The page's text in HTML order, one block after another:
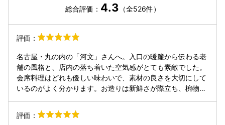
総合評価： 4.3 （全526件）
評価：
名古屋・丸の内の「河文」さんへ。入口の暖簾から伝わる老
舗の風格と、店内の落ち着いた空気感がとても素敵でした。
会席料理はどれも優しい味わいで、素材の良さを大切にして
いるのがよく分かります。お造りは新鮮さが際立ち、椀物は
濃厚なのにくどさがなく上品で、最後の甘味まできれいにま
とまっていました。 スタッフの方々の接客も丁寧で、所作や
評価：